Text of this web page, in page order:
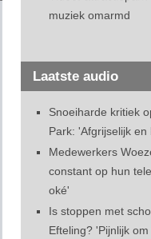
muziek omarmd
Laatste audio
Snoeiharde kritiek
Park: 'Afgrijselijk
Medewerkers
constant op hun
oké'
Is stoppen met
Efteling? 'Pijnlijk